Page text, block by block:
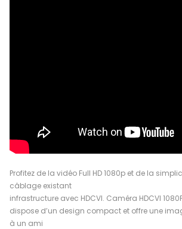
Profitez de la vidéo Full HD 1080p et de la
câblage existant
infrastructure avec HDCVI. Caméra HDCVI
dispose d’un design compact et offre une
à un ami